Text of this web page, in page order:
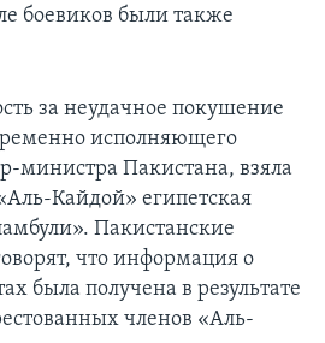
боевиков были также
за неудачное покушение
исполняющего
министра Пакистана, взяла
Кайдой» египетская
Пакистанские
что информация о
была получена в результате
членов «Аль-